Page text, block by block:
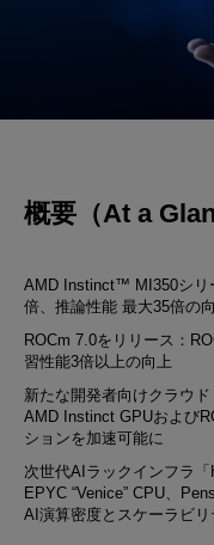
概要（At a
AMD Instinct™ MI350シリ
倍、 推論性能 最大35倍の
ROCm 7.0をリリース ：
習性能3倍以上の向上
新たな開発者向けクラウ
AMD Instinct GPUおよび
ションを加速可能に
次世代AIラックインフラ「
EPYC “Venice” CPU、
AI演算密度とスケーラビリ